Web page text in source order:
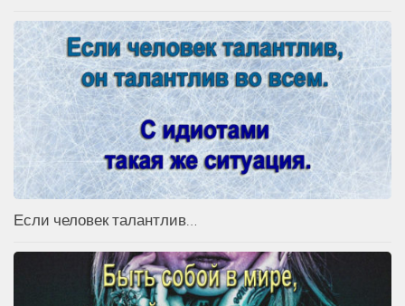
Если человек талантлив…